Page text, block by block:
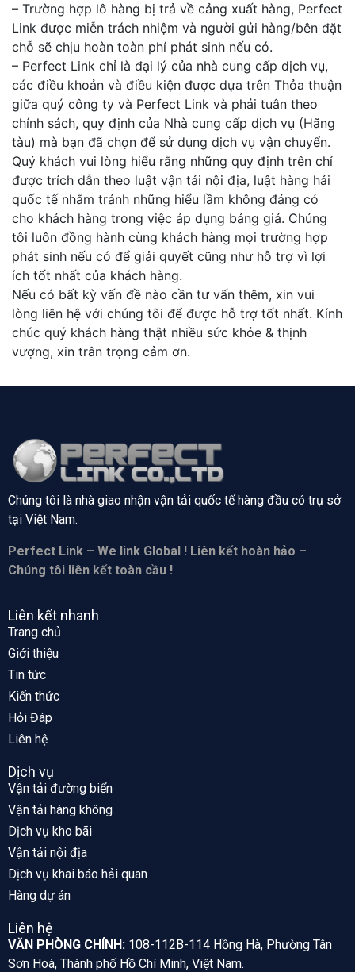
– Trường hợp lô hàng bị trả về cảng xuất hàng, Perfect
Link được miễn trách nhiệm và người gửi hàng/bên đặt
chỗ sẽ chịu hoàn toàn phí phát sinh nếu có.
– Perfect Link chỉ là đại lý của nhà cung cấp dịch vụ,
các điều khoản và điều kiện được dựa trên Thỏa thuận
giữa quý công ty và Perfect Link và phải tuân theo
chính sách, quy định của Nhà cung cấp dịch vụ (Hãng
tàu) mà bạn đã chọn để sử dụng dịch vụ vận chuyển.
Quý khách vui lòng hiểu rằng những quy định trên chỉ
được trích dẫn theo luật vận tải nội địa, luật hàng hải
quốc tế nhằm tránh những hiểu lầm không đáng có
cho khách hàng trong việc áp dụng bảng giá. Chúng
tôi luôn đồng hành cùng khách hàng mọi trường hợp
phát sinh nếu có để giải quyết cũng như hỗ trợ vì lợi
ích tốt nhất của khách hàng.
Nếu có bất kỳ vấn đề nào cần tư vấn thêm, xin vui
lòng liên hệ với chúng tôi để được hỗ trợ tốt nhất. Kính
chúc quý khách hàng thật nhiều sức khỏe & thịnh
vượng, xin trân trọng cảm ơn.
Chúng tôi là nhà giao nhận vận tải quốc tế hàng đầu có trụ sở
tại Việt Nam.
Perfect Link – We link Global ! Liên kết hoàn hảo –
Chúng tôi liên kết toàn cầu !
Liên kết nhanh
Trang chủ
Giới thiệu
Tin tức
Kiến thức
Hỏi Đáp
Liên hệ
Dịch vụ
Vận tải đường biển
Vận tải hàng không
Dịch vụ kho bãi
Vận tải nội địa
Dịch vụ khai báo hải quan
Hàng dự án
Liên hệ
VĂN PHÒNG CHÍNH: 108-112B-114 Hồng Hà, Phường Tân
Sơn Hoà, Thành phố Hồ Chí Minh, Việt Nam.